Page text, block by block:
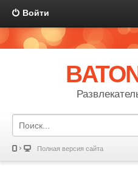
Войти
Полная версия сайта